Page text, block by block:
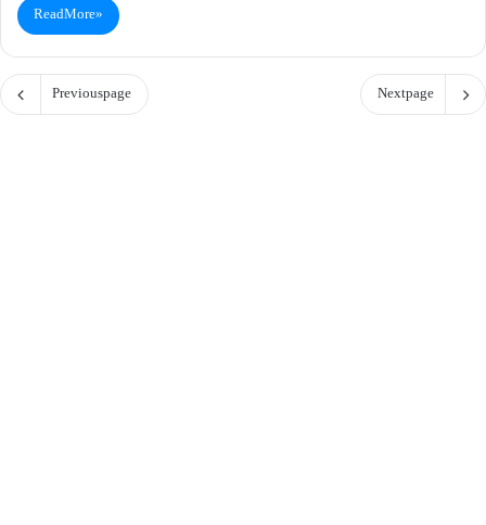
Read More »
Previous page Next page